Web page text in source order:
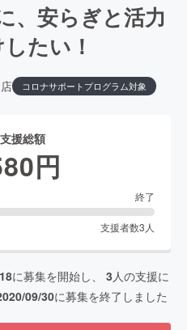
、安らぎと活力
たい！
コロナサポートプログラム対象
援総額
円
終了
支援者数3 人
に募集を開始し、 3 人の支援に
09/30に募集を終了しました